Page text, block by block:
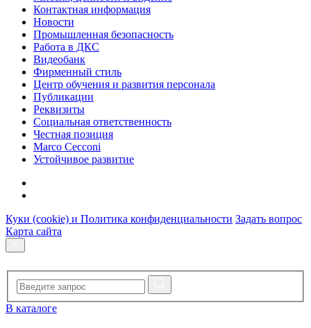
Контактная информация
Новости
Промышленная безопасность
Работа в ДКС
Видеобанк
Фирменный стиль
Центр обучения и развития персонала
Публикации
Реквизиты
Социальная ответственность
Честная позиция
Marco Cecconi
Устойчивое развитие
Куки (cookie) и Политика конфиденциальности Задать вопрос
Карта сайта
В каталоге